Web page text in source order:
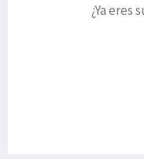
¿Ya eres